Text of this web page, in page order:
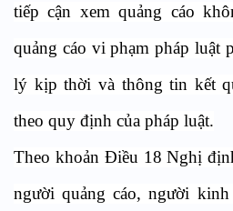
tiếp cận xem quảng cáo
quảng cáo vi phạm pháp luật
lý kịp thời và thông tin kết
theo quy định của pháp luật.
Theo khoản Điều 18 Nghị
người quảng cáo, người